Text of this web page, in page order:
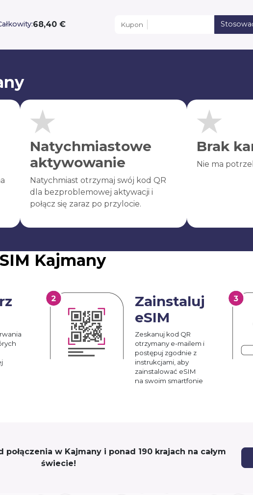
68,40 € Kupon
Natychmiastowe
aktywowanie
Natychmiast otrzymaj swój kod QR
dla bezproblemowej aktywacji i
połącz się zaraz po przylocie.
Brak
Nie ma
Kajmany
Zainstaluj
eSIM
Zeskanuj kod QR
otrzymany e-mailem i
postępuj zgodnie z
instrukcjami, aby
zainstalować eSIM
na swoim smartfonie
w Kajmany i ponad 190 krajach na całym
świecie!